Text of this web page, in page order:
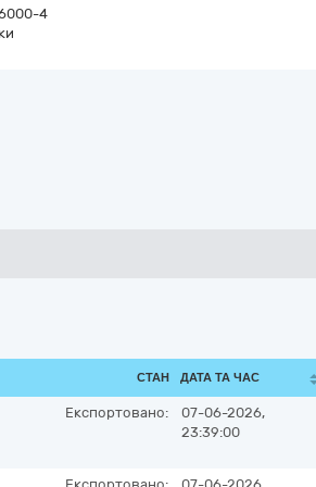
4
СТАН ДАТА ТА ЧАС
Експортовано:
07-06-2026,
23:39:00